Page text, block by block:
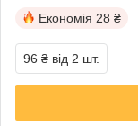
Економія 28 ₴
96 ₴ від 2 шт.